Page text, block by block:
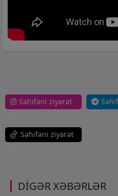
Səhifəni ziyarət
Səhifəni ziyarət
DİGƏR XƏBƏRLƏR